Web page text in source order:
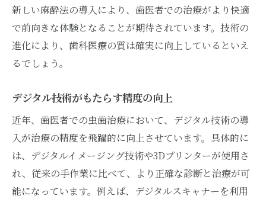
患者の不安を取り除くカウンセリング
薬剤を使った痛みゼロへの挑戦
最新の科学研究が示す無痛への道
虫歯治療が変わる歯医者の最新アプローチを知
予防歯科の重要性とその実践
口腔内環境を整える新しい視点
エビデンスに基づく治療計画
歯科治療のパーソナライズ化
自然治癒力を引き出す治療法
新しい麻酔法の導入により、歯医者での治療がより快適
で前向きな体験となることが期待されています。技術の
進化により、歯科医療の質は確実に向上しているといえ
るでしょう。
デジタル技術がもたらす精度の向上
近年、歯医者での虫歯治療において、デジタル技術の導
入が治療の精度を飛躍的に向上させています。具体的に
は、デジタルイメージング技術や3Dプリンターが使用さ
れ、従来の手作業に比べて、より正確な診断と治療が可
能になっています。例えば、デジタルスキャナーを利用